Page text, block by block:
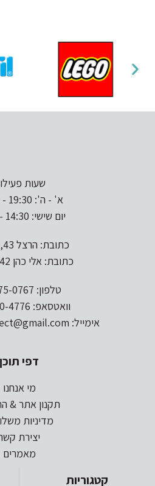
שעות
א' - ה': 19:30 - 08:30
יום שישי: 14:30 - 08:30
כתובת: הרצל 43, אשקלון
כתובת: אלי כהן 42, אשקלון
טלפון: 08-675-0767
וואטסאפ: 055-980-4776
אימייל: dubitoys.conect@gmail.com
דפי תוכן
מי אנחנו
תקנון אתר &
מדיניות
יצירת
מאמרים
קטגוריות